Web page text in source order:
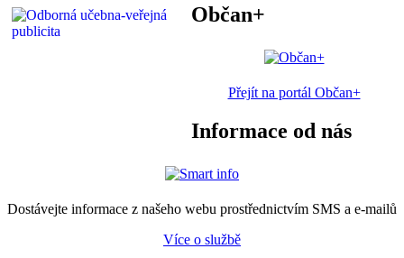
Občan+
Přejít na portál Občan+
Informace od nás
Dostávejte informace z našeho webu prostřednictvím SMS a e-mailů
Více o službě